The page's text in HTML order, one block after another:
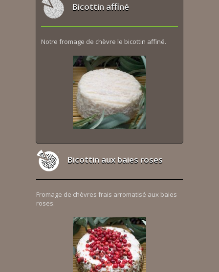
Bicottin affiné
Notre fromage de chèvre le bicottin affiné.
Bicottin aux baies roses
Fromage de chèvres frais arromatisé aux baies
roses.